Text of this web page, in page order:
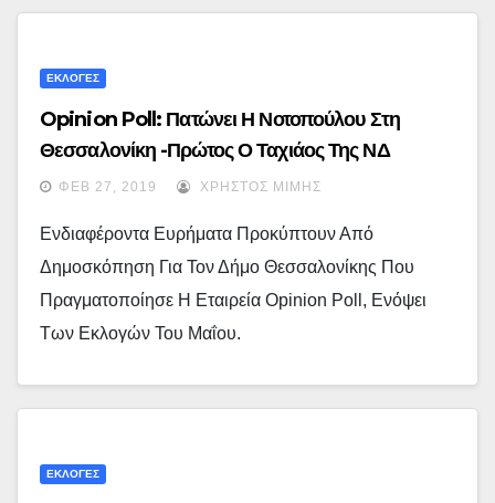
ΕΚΛΟΓΕΣ
Opinion Poll: Πατώνει Η Νοτοπούλου Στη
Θεσσαλονίκη -Πρώτος Ο Ταχιάος Της ΝΔ
ΦΕΒ 27, 2019 ΧΡΉΣΤΟΣ ΜΊΜΗΣ
Ενδιαφέροντα Ευρήματα Προκύπτουν Από
Δημοσκόπηση Για Τον Δήμο Θεσσαλονίκης Που
Πραγματοποίησε Η Εταιρεία Opinion Poll, Ενόψει
Των Εκλογών Του Μαΐου.
ΕΚΛΟΓΕΣ